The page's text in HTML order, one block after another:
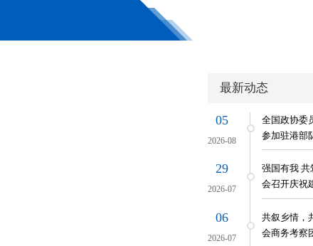
香港特首祝贺，香港培侨书院深圳龙华信义学校签约启动
热烈祝贺我会创会会长李贤义先生、会长许明金先生当选香港特别行政区2021年选举委员会选委
最新动态
05
2026-08
全国政协委
参加驻港部
29
2026-07
强国有我
会召开庆祝
06
2026-07
共叙乡情，
会商务考察